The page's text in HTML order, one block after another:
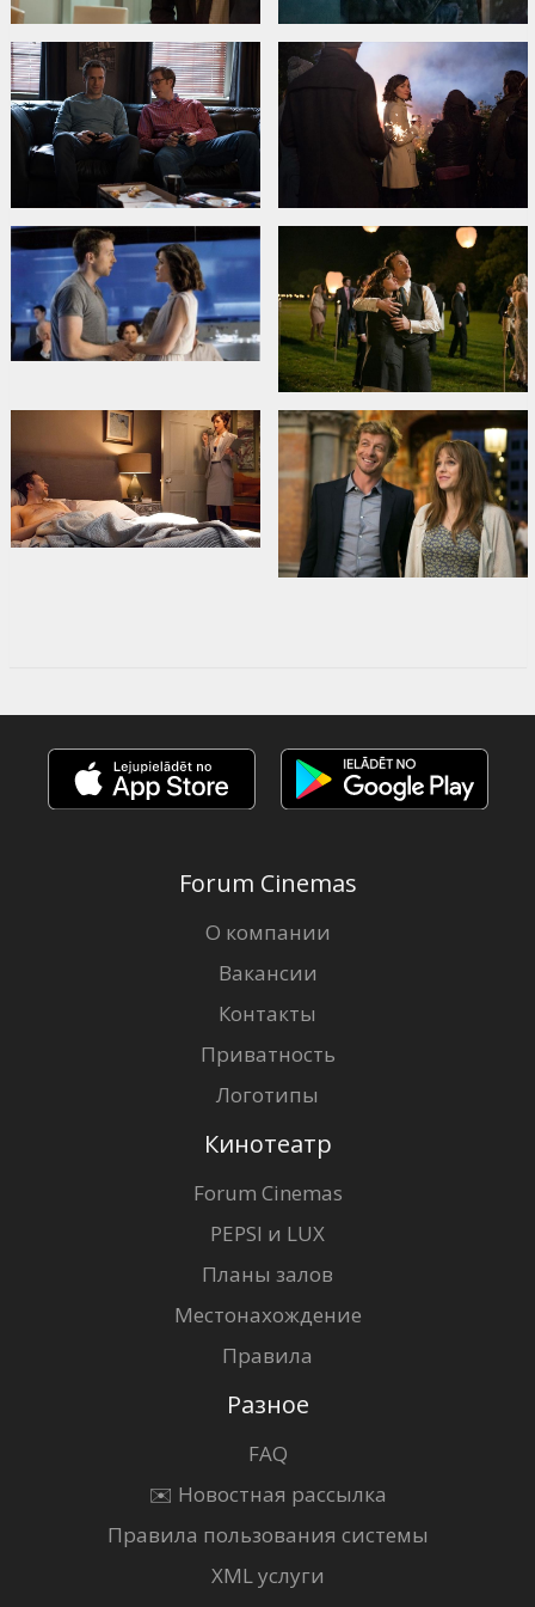
Forum Cinemas
О компании
Вакансии
Контакты
Приватность
Логотипы
Кинотеатр
Forum Cinemas
PEPSI и LUX
Планы залов
Местонахождение
Правила
Разное
FAQ
✉️ Новостная рассылка
Правила пользования системы
XML услуги